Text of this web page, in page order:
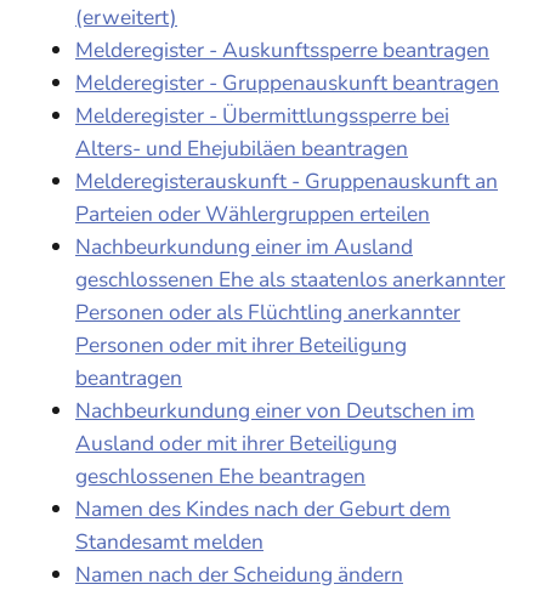
(erweitert)
Melderegister - Auskunftssperre beantragen
Melderegister - Gruppenauskunft beantragen
Melderegister - Übermittlungssperre bei
Alters- und Ehejubiläen beantragen
Melderegisterauskunft - Gruppenauskunft an
Parteien oder Wählergruppen erteilen
Nachbeurkundung einer im Ausland
geschlossenen Ehe als staatenlos anerkannter
Personen oder als Flüchtling anerkannter
Personen oder mit ihrer Beteiligung
beantragen
Nachbeurkundung einer von Deutschen im
Ausland oder mit ihrer Beteiligung
geschlossenen Ehe beantragen
Namen des Kindes nach der Geburt dem
Standesamt melden
Namen nach der Scheidung ändern